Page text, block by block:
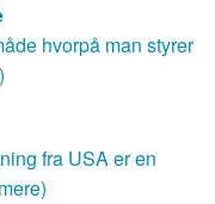
hvorpå man styrer
fra USA er en